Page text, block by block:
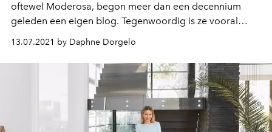
oftewel Moderosa, begon meer dan een decennium
geleden een eigen blog. Tegenwoordig is ze vooral
bekend als eigenares van juwelenlabel Thedit Studio en
op Instagram - onder andere door de parels van een
interieurplaatjes. Haar feed is bijna net zo'n matching
geheel als haar interieur en deelt met ons hoe ze dat
13.07.2021 by Daphne Dorgelo